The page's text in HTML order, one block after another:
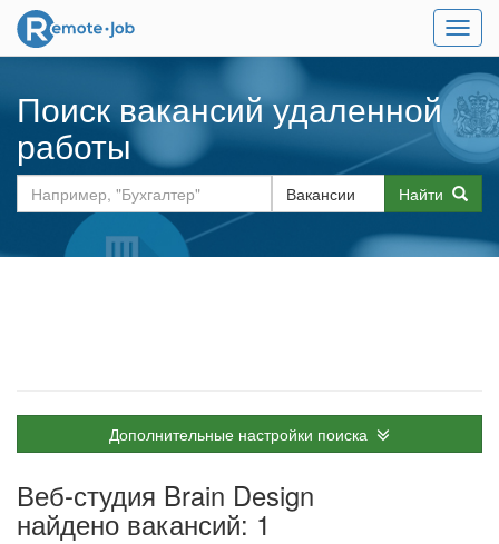
Меню
Поиск вакансий удаленной
работы
Найти
Дополнительные настройки поиска
Веб-студия Brain Design
найдено вакансий: 1